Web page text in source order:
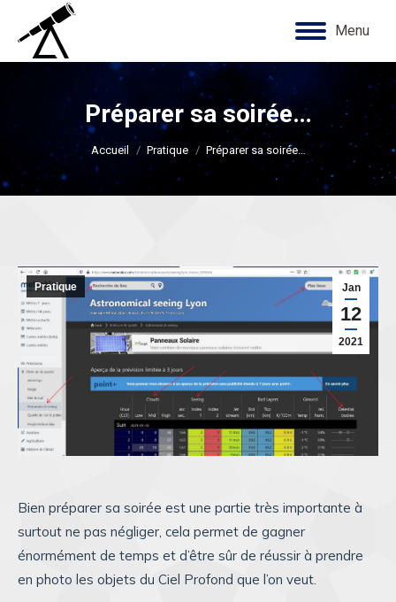
Menu
Préparer sa soirée…
Vous êtes ici :
Accueil Pratique Préparer sa soirée…
Jan
12
2021
Pratique
Bien préparer sa soirée est une partie très importante à
surtout ne pas négliger, cela permet de gagner
énormément de temps et d’être sûr de réussir à prendre
en photo les objets du Ciel Profond que l’on veut.